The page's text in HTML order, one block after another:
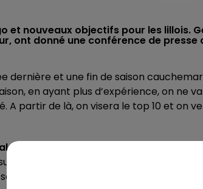
et nouveaux objectifs pour les lillois.
ont donné une conférence de presse
dernière et une fin de saison
en ayant plus d’expérience, on ne
A partir de là, on visera le top 10 et on
été abordé
des départs. On a fixé un montant en
pas nécessairement ces joueurs-là